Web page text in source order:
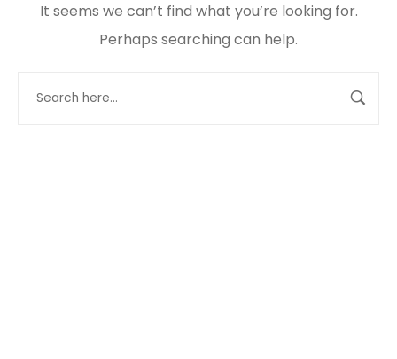
It seems we can’t find what you’re looking for.
Perhaps searching can help.